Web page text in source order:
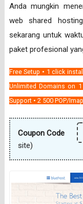
Anda mungkin
web shared
sekarang untuk
paket profesional
Free Setup • 1 click
Unlimited Domains on
Support • 2 500 POP/
Coupon Code
site)